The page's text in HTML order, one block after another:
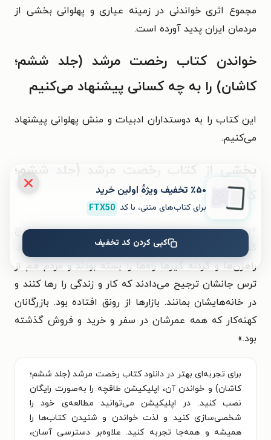
مجموع اثری خواندنی در زمینه عیاری و پهلوانی بخشی از
مردمان ایران پدید آورده است.
خواندن کتاب رخصت مرشد (جلد ششم؛
کاشان) را به چه کسانی پیشنهاد می‌کنیم
این کتاب را به دوستداران ادبیات و منش پهلوانی پیشنهاد
می‌کنیم.
بخشی از کتاب رخصت مرشد (جلد ششم؛
کاشان)
«چند ماه بود که هیچ کاروانی از شهر بیرون نرفته بود. هیچ
کدام از قافله‌ها جرئت حرکت نداشتند. راه‌ها ناامن بود.
راهزن‌ها و گردنه گیرها راه‌ها را بسته بودند و مردم هم از
ترس جانشان ترجیح می‌دادند که کار و زندگی را رها کنند و
در خانه‌هایشان بمانند. بازارها از رونق افتاده بود. بازرگانان
کهنه‌کار که همه عمرشان در سفر و خرید و فروش گذشته
بود.»
برای تجربه‌ای بهتر در دانلود کتاب رخصت مرشد (جلد ششم؛
کاشان) و خواندن آن، اپلیکیشن طاقچه را به‌صورت رایگان
نصب کنید. در اپلیکیشن می‌توانید مطالعه‌ی خود را
شخصی‌سازی کنید و لذت خواندن و شنیدن کتاب‌ها را
همیشه و همه‌جا تجربه کنید. علاوه‌بر دسترسی آسان،
٪۵۰ تخفیف ویژۀ اولین خرید
برای کتاب‌های متنی، با کد FTX50
کپی کردن کد تخفیف